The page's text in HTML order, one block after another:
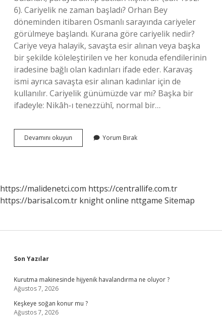
6). Cariyelik ne zaman başladı? Orhan Bey
döneminden itibaren Osmanlı sarayında cariyeler
görülmeye başlandı. Kurana göre cariyelik nedir?
Cariye veya halayik, savaşta esir alınan veya başka
bir şekilde köleleştirilen ve her konuda efendilerinin
iradesine bağlı olan kadınları ifade eder. Karavaş
ismi ayrıca savaşta esir alınan kadınlar için de
kullanılır. Cariyelik günümüzde var mı? Başka bir
ifadeyle: Nikâh-ı tenezzühî, normal bir…
Devamını okuyun Cariyelik
Nereden
Yorum Bırak
https://malidenetci.com https://centrallife.com.tr
https://barisal.com.tr knight online nttgame Sitemap
Sidebar
Son Yazılar
Kurutma makinesinde hijyenik havalandırma ne oluyor ?
Ağustos 7, 2026
Keşkeye soğan konur mu ?
Ağustos 7, 2026